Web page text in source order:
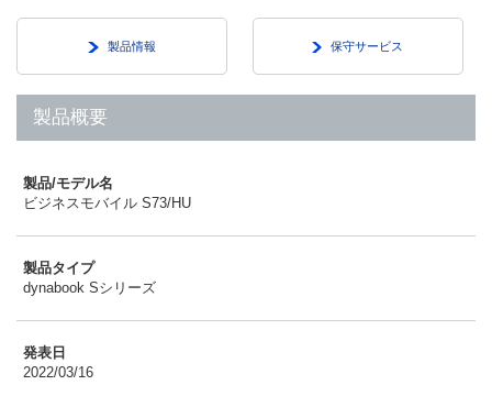
製品情報 保守サービス
製品概要
製品/モデル名
ビジネスモバイル S73/HU
製品タイプ
dynabook Sシリーズ
発表日
2022/03/16